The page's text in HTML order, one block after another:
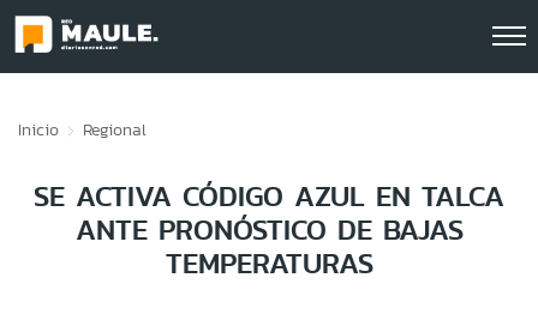
Inicio Regional
SE ACTIVA CÓDIGO AZUL EN TALCA
ANTE PRONÓSTICO DE BAJAS
TEMPERATURAS